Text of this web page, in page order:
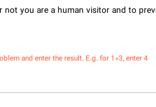
you are a human visitor and to
and enter the result. E.g. for 1+3, enter 4.